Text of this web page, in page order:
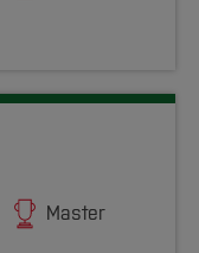
Master